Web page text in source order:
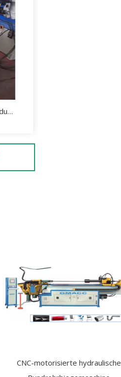
Die empfohlenen Gründe für die Verwendung einer hydraulischen Rohrbiegemaschine
CNC-motorisierte hydraulische